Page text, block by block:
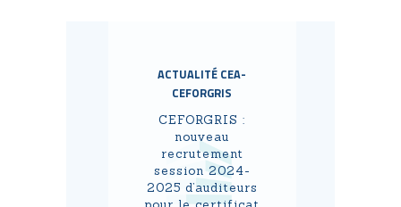
ACTUALITÉ CEA-
CEFORGRIS
CEFORGRIS :
nouveau
recrutement
session 2024-
2025 d’auditeurs